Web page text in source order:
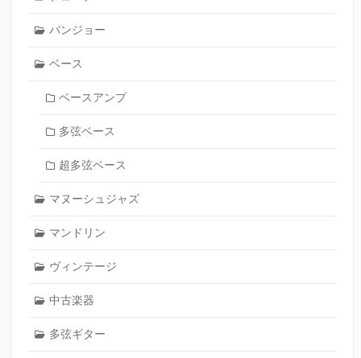
バンジョー
ベース
ベースアンプ
多弦ベース
超多弦ベース
マヌーシュジャズ
マンドリン
ヴィンテージ
中古楽器
多弦ギター